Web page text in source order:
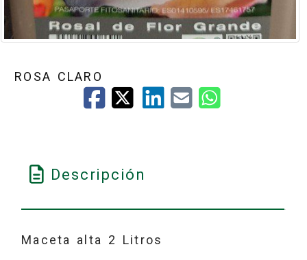
ROSA CLARO
Descripción
Maceta alta 2 Litros